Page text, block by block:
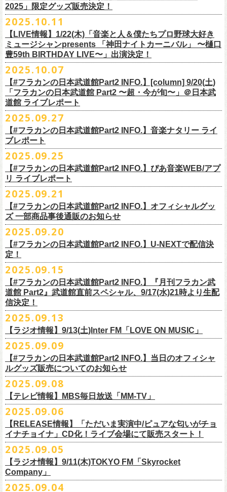
出演アーティスト：
アホマイルド坂本（MC）
2月6日（金）
◆音楽◆
bird
THE LOCAL PINTS
◆お笑いステージ◆
レギュラー
長州小力
まーな
2月7日（土）
◆音楽◆
矢井田瞳
ホフディランカルテット
インナージャーニー
ポニーテールリボンズ
仮面女子
ex.KNU
◆お笑いステージ◆
レイザーラモン
ジョイマン
囲碁将棋
2月8日（日）
◆音楽◆
フラワーカンパニーズ
DJやついいちろう
Name the Night
ハモニカクリームズ
雅轟太鼓
◆お笑いステージ◆
ですよ。
ヨネダ2000
＊＊＊＊＊＊
ーーー12/5(金)19:00〜U-NEXTにて独占ライブ配信開始！ーーー
◎フラワーカンパニーズ「フラカンの日本武道館 Part2 〜超・今が
旬〜」
配信日：2025年12月5日(金)19:00〜 ※見逃し配信あり
視聴料：U-NEXT月額会員視聴無料
配信URL：https://t.unext.jp/r/flowercompanyz
＊＊＊＊＊＊
＊U-NEXT過去ライブ作品配信詳細
※配信開始日は変更になる場合があります
①11/20(木)配信開始予定
◎「フラカンの横浜アリーナ -リモートライヴ編- 〜生き続けてる事は最
大のメッセージ！〜」 2020.8.27 横浜アリーナ *無観客配信ライブ
②11/27(木)配信開始予定
◎「ゾロ目だョ全員集合!〜フラカン33年、野音99年〜」2022.9.23 日比
谷野外大音楽堂
③12/4(木)配信開始予定
◎ フラワーカンパニーズ「神さまツアー」～年末恒例磔磔2デイズ～ 1
日目 2023.12.13 京都磔磔
◎ フラワーカンパニーズ「神さまツアー」～年末恒例磔磔2デイズ～ 2
日目 2023.12.14 京都磔磔
■U-NEXT問い合わせ：https://help.unext.jp/info-video/detail/info403b
12月31日(水)＠新代田LIVE HOUSE FEVERにて、今年は14:00からライ
ブスタート！
年越しのライブ配信はございません。
チケットの発売日は11月15日(土)。
今年も充実のライブ・ツアー活動を行なってきたフラカンの2025年のラ
イブ納めとなる今公演、どうぞお楽しみください！
◎フラワーカンパニーズ大晦日ライブ「ヤングデーゲーム’25」
日時：12月31日（水）OPEN 13:30/ START 14:00
会場：新代田LIVE HOUSE FEVER
一般チケット発売日：前売 ￥5,500（税込／D代別）※お土産ステッカー
付き
※保護者同伴に限り高校生以下入場可能、当日￥2,
（当日年齢を証明できるもの（学生証、
保険証等）のご提示が必要）
チケット発売日：11月15日(土)
問い合わせ：LIVE HOUSE FEVER TEL：03-6304-7899
http://www.fever-popo.com/
＊ファンクラブ優先チケット販売のご案内はファンクラブよりご登録ア
ドレスにメールでご案内しております
ご遠慮ください。
※飲食を伴うイベントのため、公演当日、体調不良や発熱症状のある方
は、来場をご遠慮いただ
きますようお願いいたします。
※ミュージシャンによるトークイベントですが、音楽の話は一切いたし
ませんのでご了承くださ
い。
公演に関するお問い合わせ LOFT9 Shibuya
https://www.loft-prj.co.jp/schedule/loft9/contact
主催：音楽と人編集部
10月25日(土)よりスタートしたフラワーカンパニーズ ワンマンツアー
「フラカンのチョイナチョイナ’25/’26」 ポスターをニワトリ堂にて限定
販売致します。
10月30日(木)9:00〜販売開始となります。
＊数に限りがございます。
◎ワンマンツアー「フラカンのチョイナチョイナ’25/’26」 ポスター
価格：900円(税込) *送料別
＊サイズ：B2（515mm×728mm）
＊販売期間：2025年10月30日(木)9:00 〜 ※在庫が無くなり次第終了
＊2025年11月上旬〜発送予定
＊発送方法：宅急便
☆ニワトリ堂 ＞https://flowercompanyzinc.stores.jp/
10月25日＠熊本Djangoを皮切りに30箇所31公演を回る全国ワンマンツア
ー「フラカンのチョイナチョイナ’25/’26」の2026年1月〜３月公演分
（2/21＠大分公演を除く）の一般チケットが10月18日(土)より発売スター
ト！
これにて全公演分のチケットが発売となります。
9/20(土)開催の日本武道館公演を経て、さらに勢いを増してまわるフラカ
ンの全国ツアー、どうぞお楽しみに！
＊大分公演の身、諸事情により10/25(土）からの発売に変更になりました
◎フラワーカンパニーズ ワンマンツアー「フラカンのチョイナチョイ
ナ’25/’26」
2025年
10月25日(土) 熊本Django 16:30/17:00
10月26日(日) 長崎ホンダ楽器 15:30/16:00
11月3日(月・祝) 渋谷duo MUSIC EXCHANGE 15:15/16:00
11月8日(土) 徳島club GRINDHOUSE 16:30/17:00
11月9日(日) 米子AZTiC laughs 15:30/16:00
11月15日(土) 福井CHOP 16:30/17:00
11月16日(日) 神戸VARIT. 15:30/16:00
11月29日(土) 名古屋E.L.L 16:30/17:00
11月30日(日) 静岡サナッシュ 15:30/16:00
12月6日(土) 宇都宮HEAVEN’S ROCK VJ-2 16:30/17:00
12月7日(日) 水戸LIGHT HOUSE 15:30/16:00
12月13日(土) 盛岡CLUB CHANGE WAVE 16:30/17:00
12月14日(日) 弘前KEEP THE BEAT 15:30/16:00
12月21日(日) 京都磔磔 15:30/16:00
12月22日(月) 京都磔磔 18:30/19:00
2026年
1月17日(土) 長野CLUB JUNK BOX 16:30/17:00
1月18日(日) 千葉LOOK 15:30/16:00
1月24日(土) 高知X-pt. 16:30/17:00
◎「みんなの祭り X’mas SPECIAL」
日時：2025年12月23日(火) 開場 17:15 開演 18:00
会場：名古屋DIAMOND HALL
出演：
nobodyKnows＋
中村耕一 (ex. JAYWALK）
OSAKA ROOTS
ET-KING
Secret Artist：*後日発表
Guest Artist : 鈴木圭介 (フラワーカンパニーズ)
MC ：矢野きよ実
料金：全席指定 ／ 前売 ￥6,500‐ 当日 ￥7,000‐ 入場時ドリンク代￥600-
別途必要
チケット発売：2025年10月15日(水) 正午～
チケット受付：チケットぴあ Ｐコード 311-504
イープラス
お問合せ：並矢株式会社 052-683-5885 （平日10時から17時）
年末恒例FM802主催のロック大忘年会「FM802 ROCK FESTIVAL RADIO
CRAZY 2025」最終日12/29(月)、怒髪天がハウスバンドとなり、一夜限り
のスペシャルセッション企画「
戦」を開催。
このスペシャルステージに、グレートマエカワがサポートメンバーとし
て参加することが決定しました！
◎「FM802 ROCK FESTIVAL RADIO CRAZY 2025」
日程：2025年12月29日(月)
会場：インテックス大阪
＊「FM802＆怒髪天 presents レディクレ歌合戦」
[出演]怒髪天 and more!!!!
[Support Member]
Ba:グレートマエカワ（フラワーカンパニーズ）
Key:奥野真哉(ソウル・フラワー・ユニオン)
※タイムテーブル、他出演者（ゲストボーカル）など詳細は後日発表と
なります
2025」限定グッズ販売決定！
10月17日(金)＠名古屋DIAMOND HALLにて開催するフラワーカンパニー
ズ presents 「DRAGON DELUXE 2025〜特別編〜」【俺たちのザ・ベス
トテンPart2】
の限定グッズとして、アクリルキーホルダーの販売が決定！
当日会場にて販売いたします。
◎「ドラデラ2025 爽やかアクキー」
価格：800円(税込)
サイズ：85 × 40ｍｍ
ーーーーーーーーーーーーーー
2025.10.11
【LIVE情報】1/22(木)「音楽と人＆僕たちプロ野球大好き
ミュージシャンpresents 「神田ナイトカーニバル」 〜樋口
豊59th BIRTHDAY LIVE〜」出演決定！
『音楽と人』で好評連載中のBUCK∞TICKのベーシスト・樋口豊のコラム
「タイガース、今年も優勝だ!!」から派生したトークイベント〈僕たち、
プロ野球大好きミュージシャンです！〉presentsによるライヴの開催が決
定！
樋口豊さん59歳の誕生日2日前の開催となる今企画、
出演は、トークイベントでお馴染みの〈プロ野球大好きミュージシャ
ン〉たちを中心としたスペシャルバンド（グレートマエカワが参加）、
POLYSICS、そしてフラワーカンパニーズ。
前売りチケットなど本公演の詳細は、『音楽と人』のWebサイト
（https://ongakutohito.com/
どうぞお楽しみに！
◎音楽と人＆僕たちプロ野球大好きミュージシャンpresents「神田ナイト
カーニバル」〜樋口豊59th BIRTHDAY LIVE〜
日時：:2026年1月22日（木）開場/開演: 18:00/19:00（予定）
会場：KANDA SQUARE HALL
出演：樋口豊スペシャルセッション（メンバー：樋口豊、イノウエアツ
シ、ウエノコウジ、グレートマエカワ、MOBY and more…）
フラワーカンパニーズ
POLYSICS
主催・企画／（株）音楽と人
制作／com agent
問い合わせ／SOGO TOKYO 03-3405-9999
2025.10.07
【#フラカンの日本武道館Part2 INFO.】[column] 9/20(土)
「フラカンの日本武道館 Part2 〜超・今が旬〜」＠日本武
道館 ライブレポート
================================================
文・天野史彬 写真：新保勇樹
▼
2025年９月20日、フラワーカンパニーズが10年ぶりとなる日本武道館ワ
2025.09.27
【#フラカンの日本武道館Part2 INFO.】音楽ナタリー ライ
ブレポート
■9月27日(土)公開 音楽ナタリー
＊9/20(土)「フラカンの日本武道館 Part2 〜超・今が旬〜」ライブレポー
ト掲載
｢フラワーカンパニーズ、10年ぶり2度目の日本武道館ワンマンで示した
転がり続ける“バンドの未来”｣
https://natalie.mu/music/news/641285
2025.09.25
【#フラカンの日本武道館Part2 INFO.】ぴあ音楽WEB/アプ
リ ライブレポート
■9月25日(木)公開 ぴあ音楽WEB/アプリ
＊9/20(土)「フラカンの日本武道館 Part2 〜超・今が旬〜」ライブレポー
ト掲載
「今のフラカン」の圧倒的な底力 2度目の日本武道館、最高のお祭り騒
ぎ【ライブレポート】
https://lp.p.pia.jp/article/news/438272/index.html
2025.09.21
【#フラカンの日本武道館Part2 INFO.】オフィシャルグッ
ズ 一部商品事後通販のお知らせ
昨日開催しました「フラカンの日本武道館 Part2 〜超・今が旬〜」にて
オフィシャルグッズを購入いただきありがとうございました。
一部の商品を事後通販させていただくことが決定しました。
2025.09.20
【#フラカンの日本武道館Part2 INFO.】U-NEXTで配信決
定！
本日開催された「フラカンの日本武道館 Part2 〜超・今が旬〜」こちら
のライブの模様がU-NEXTにて独占ライブ配信されることが決定！
詳細は後日発表致します。
どうぞお楽しみに！
2025.09.15
【#フラカンの日本武道館Part2 INFO.】『月刊フラカン武
道館 Part2』武道館直前スペシャル、9/17(水)21時より生配
信決定！
2025.09.13
【ラジオ情報】9/13(土)Inter FM「LOVE ON MUSIC」
■9月13日(土)19:00〜20:00 Inter FM「LOVE ON MUSIC」
＊鈴木圭介、グレートマエカワ生出演
https://www.interfm.co.jp/loveonmusic/
2025.09.09
【#フラカンの日本武道館Part2 INFO.】当日のオフィシャ
ルグッズ販売についてのお知らせ
9月20日(土)フラカンの日本武道館公演当日のグッズ販売ついてのお知ら
せです。
☆グッズ販売：12:00〜予定（準備状況により、 少々お待ちいただく場合
がございます）
☆ご購入商品を入れる袋のご用意はございませんので、みなさまの方で
ご準備をお願い致します
＊「フラカンの日本武道館 Part2 オフィシャルグッズ」につきまして
現金に加え、各種キャッシュレス決済もご利用いただけます。
2025.09.08
【テレビ情報】MBS毎日放送「MM-TV」
■9月8日(月)27:20〜MBS毎日放送「MM-TV」
＊グレートマエカワ インタビューOA
※リピート放送；9/11(木)、9/12(金)、9/14(日)
https://www.mbs.jp/mmtv/
#MMTV_mbs
2025.09.06
【RELEASE情報】「ただいま実演中/ピュアな匂いがチョ
イナチョイナ」CD化！ライブ会場にて販売スタート！
2025.09.05
【ラジオ情報】9/11(木)TOKYO FM「Skyrocket
Company」
■9月11日(木)17:00〜20:00 TOKYO FM「Skyrocket Company」
2025.09.04